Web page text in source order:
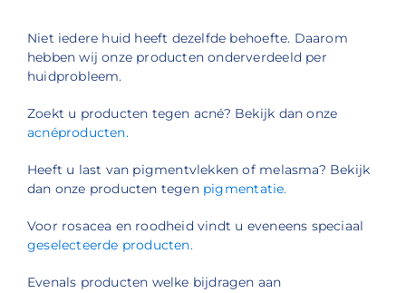
Niet iedere huid heeft dezelfde behoefte. Daarom
hebben wij onze producten onderverdeeld per
huidprobleem.
Zoekt u producten tegen acné? Bekijk dan onze
acnéproducten.
Heeft u last van pigmentvlekken of melasma? Bekijk
dan onze producten tegen pigmentatie.
Voor rosacea en roodheid vindt u eveneens speciaal
geselecteerde producten.
Evenals producten welke bijdragen aan